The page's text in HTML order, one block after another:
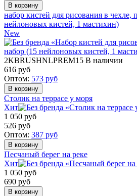
набор кистей для рисования в чехле,
нейлоновых кистей, 1 мастихин)
New
2KBRUSHNLPREM15 В наличии
616 руб
Оптом: 573 руб
Столик на террасе у моря
Хит
1 050 руб
526 руб
Оптом: 387 руб
Песчаный берег на реке
Хит
1 050 руб
690 руб